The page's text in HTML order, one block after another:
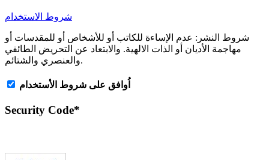
شروط الاستخدام
شروط النشر: عدم الإساءة للكاتب أو للأشخاص أو للمقدسات أو
مهاجمة الأديان أو الذات الالهية. والابتعاد عن التحريض الطائفي
والعنصري والشتائم.
اُوافق على شروط الأستخدام
Security Code*